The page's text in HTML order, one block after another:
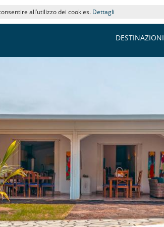
all’utilizzo dei cookies. Dettagli
DESTINAZIONI